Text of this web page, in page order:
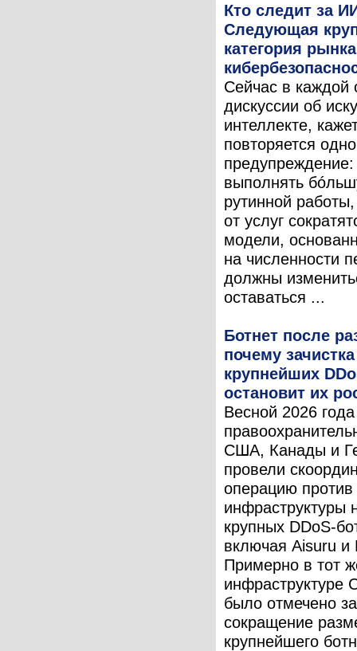
Кто следит за
Следующая
категория рынка
Сейчас в каждой
дискуссии об
интеллекте,
повторяется
выполнять
рутинной
от услуг
модели,
на численности
должны
оставаться ...
Ботнет после
почему зачистка
крупнейших
остановит их
Весной 2026 года
США, Канады и
провели
операцию против
инфраструктуры
крупных DDoS-
включая Aisuru и
Примерно в тот
инфраструктуре
было отмечено
сокращение
крупнейшего